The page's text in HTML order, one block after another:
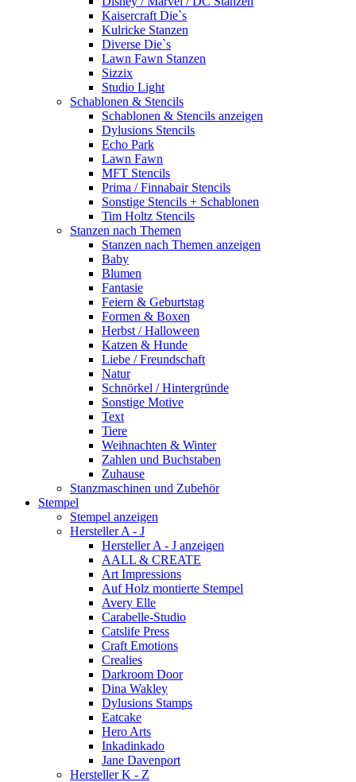
Kaisercraft Die`s
Kulricke Stanzen
Diverse Die`s
Lawn Fawn Stanzen
Sizzix
Studio Light
Schablonen & Stencils
Schablonen & Stencils anzeigen
Dylusions Stencils
Echo Park
Lawn Fawn
MFT Stencils
Prima / Finnabair Stencils
Sonstige Stencils + Schablonen
Tim Holtz Stencils
Stanzen nach Themen
Stanzen nach Themen anzeigen
Baby
Blumen
Fantasie
Feiern & Geburtstag
Formen & Boxen
Herbst / Halloween
Katzen & Hunde
Liebe / Freundschaft
Natur
Schnörkel / Hintergründe
Sonstige Motive
Text
Tiere
Weihnachten & Winter
Zahlen und Buchstaben
Zuhause
Stanzmaschinen und Zubehör
Stempel
Stempel anzeigen
Hersteller A - J
Hersteller A - J anzeigen
AALL & CREATE
Art Impressions
Auf Holz montierte Stempel
Avery Elle
Carabelle-Studio
Catslife Press
Craft Emotions
Crealies
Darkroom Door
Dina Wakley
Dylusions Stamps
Eatcake
Hero Arts
Inkadinkado
Jane Davenport
Hersteller K - Z